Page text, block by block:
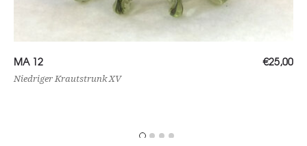
MA 12 €25,00
Niedriger Krautstrunk XV